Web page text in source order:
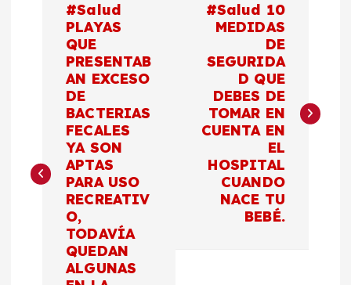
a
#Salud
PLAYAS
QUE
PRESENTAB
AN EXCESO
DE
BACTERIAS
FECALES
YA SON
APTAS
PARA USO
RECREATIV
O,
TODAVÍA
QUEDAN
ALGUNAS
#Salud 10
MEDIDAS
DE
SEGURIDA
D QUE
DEBES DE
TOMAR EN
CUENTA EN
EL
HOSPITAL
CUANDO
NACE TU
BEBÉ.